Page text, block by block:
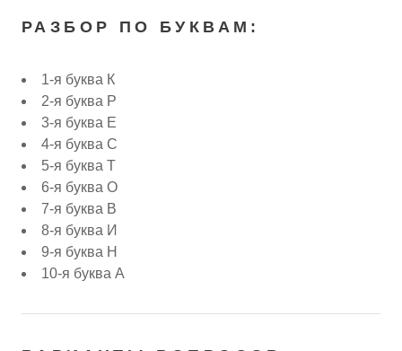
РАЗБОР ПО БУКВАМ:
1-я буква К
2-я буква Р
3-я буква Е
4-я буква С
5-я буква Т
6-я буква О
7-я буква В
8-я буква И
9-я буква Н
10-я буква А